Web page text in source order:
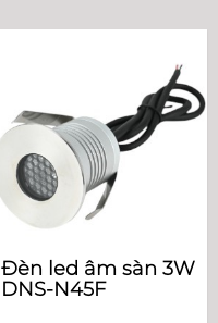
Đèn led âm sàn 3W
DNS-N45F